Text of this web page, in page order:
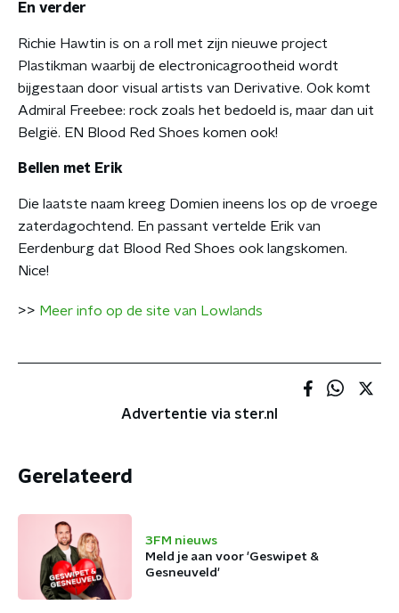
En verder
Richie Hawtin is on a roll met zijn nieuwe project
Plastikman waarbij de electronicagrootheid wordt
bijgestaan door visual artists van Derivative. Ook komt
Admiral Freebee: rock zoals het bedoeld is, maar dan uit
België. EN Blood Red Shoes komen ook!
Bellen met Erik
Die laatste naam kreeg Domien ineens los op de vroege
zaterdagochtend. En passant vertelde Erik van
Eerdenburg dat Blood Red Shoes ook langskomen.
Nice!
>> Meer info op de site van Lowlands
Advertentie via ster.nl
Gerelateerd
3FM nieuws
Meld je aan voor 'Geswipet &
Gesneuveld'